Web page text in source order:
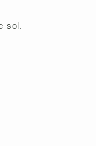
sol.